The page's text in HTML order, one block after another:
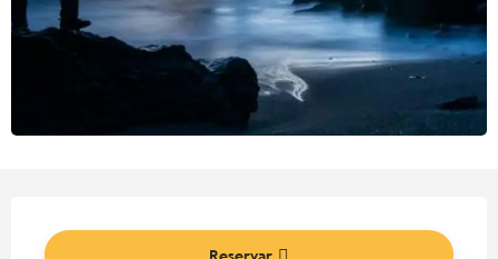
Reservar